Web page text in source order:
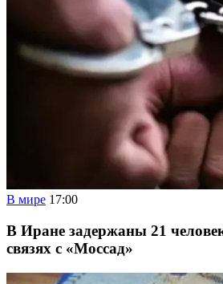
В мире 17:00
В Иране задержаны 21
связях с «Моссад»